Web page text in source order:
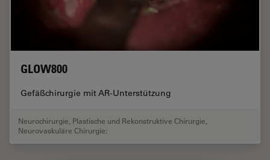
GLOW800
Gefäßchirurgie mit AR-Unterstützung
Neurochirurgie Plastische und Rekonstruktive Chirurgie
Neurovaskuläre Chirurgie: